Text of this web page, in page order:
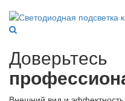
Доверьтесь